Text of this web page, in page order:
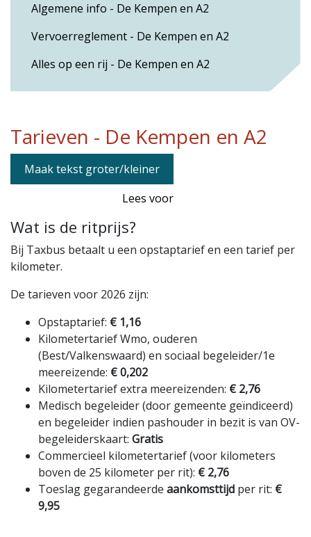
Algemene info - De Kempen en A2
Vervoerreglement - De Kempen en A2
Alles op een rij - De Kempen en A2
Tarieven - De Kempen en A2
Maak tekst groter/kleiner
Lees voor
Wat is de ritprijs?
Bij Taxbus betaalt u een opstaptarief en een tarief per
kilometer.
De tarieven voor 2026 zijn:
Opstaptarief: € 1,16
Kilometertarief Wmo, ouderen
(Best/Valkenswaard) en sociaal begeleider/1e
meereizende: € 0,202
Kilometertarief extra meereizenden: € 2,76
Medisch begeleider (door gemeente geïndiceerd)
en begeleider indien pashouder in bezit is van OV-
begeleiderskaart: Gratis
Commercieel kilometertarief (voor kilometers
boven de 25 kilometer per rit): € 2,76
Toeslag gegarandeerde aankomsttijd per rit: €
9,95